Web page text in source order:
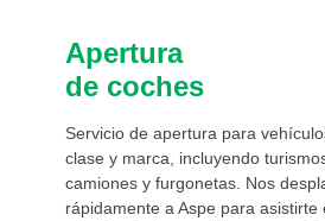
Apertura
de coches
Servicio de apertura para
clase y marca, incluyendo
camiones y furgonetas. Nos
rápidamente a Aspe para asistirte